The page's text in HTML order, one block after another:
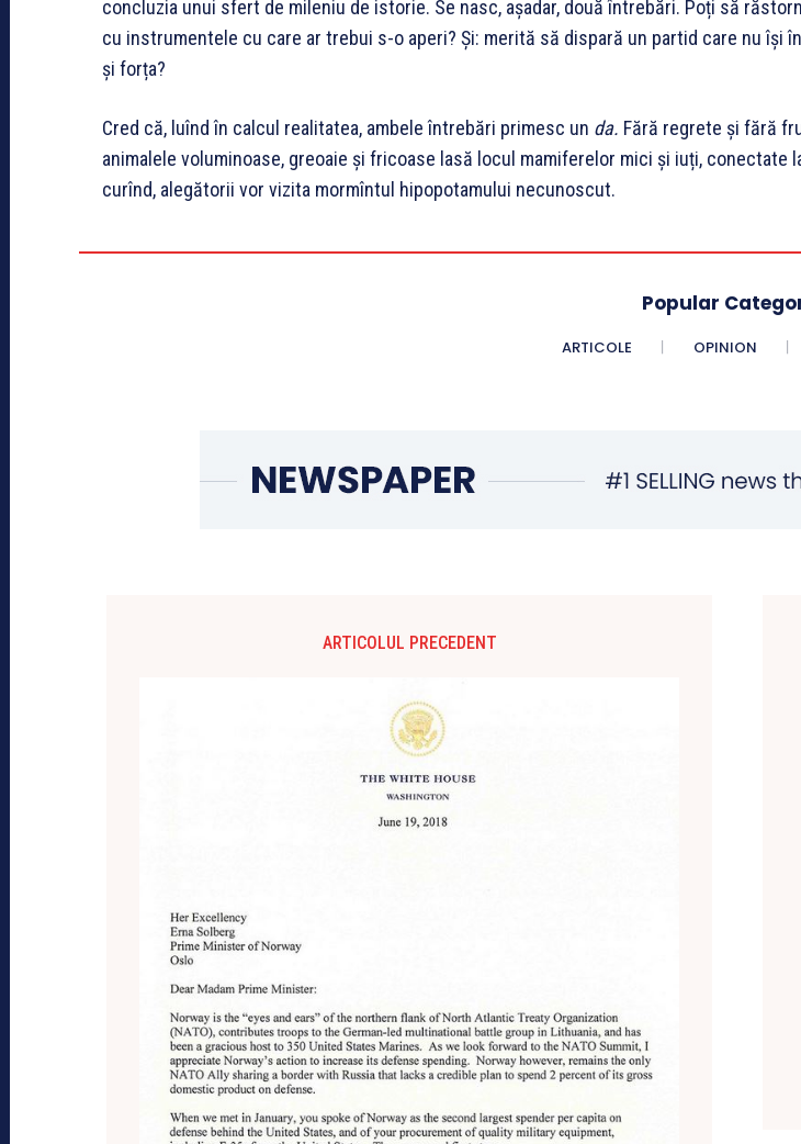
concluzia unui sfert de mileniu de istorie. Se nasc, așadar, două întrebări. Poți să
cu instrumentele cu care ar trebui s-o aperi? Și: merită să dispară un partid care nu își
și forța?
Cred că, luînd în calcul realitatea, ambele întrebări primesc un da. Fără regrete și fără
animalele voluminoase, greoaie și fricoase lasă locul mamiferelor mici și iuți, conectate
curînd, alegătorii vor vizita mormîntul hipopotamului necunoscut.
Popular
ARTICOLE OPINION
ARTICOLUL PRECEDENT